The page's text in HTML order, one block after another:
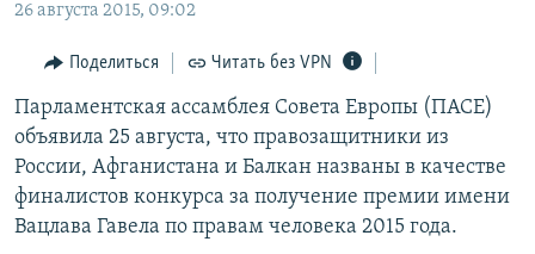
навигации
Вернутся
поиску
КАРТА ВОЕННЫХ ОБЪЕКТОВ КРЫМА
11 ЛЕТ ОККУПАЦИИ КРЫМА. 11 ИСТОРИЙ СОПРОТИВЛЕНИЯ
ИСТОРИЯ
ЕЩЕ
ИНТЕРАКТИВ
ТЕЛЕПРОЕКТ КРЫМ.РЕАЛИИ
СОВЕТЫ ПРАВОЗАЩИТНИКОВ
РАДІО СВОБОДА
КАК ОБОЙТИ БЛОКИРОВКУ
Українською
26 августа 2015, 09:02
Поделиться Читать без VPN
Парламентская ассамблея Совета Европы (ПАСЕ)
объявила 25 августа, что правозащитники из
России, Афганистана и Балкан названы в качестве
финалистов конкурса за получение премии имени
Вацлава Гавела по правам человека 2015 года.